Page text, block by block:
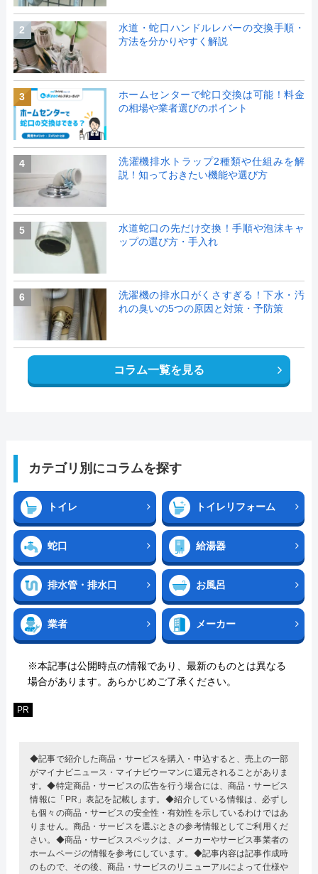
2
水道・蛇口ハンドルレバーの交換手順・
方法を分かりやすく解説
3
ホームセンターで蛇口交換は可能！料金
の相場や業者選びのポイント
4
洗濯機排水トラップ2種類や仕組みを解
説！知っておきたい機能や選び方
5
水道蛇口の先だけ交換！手順や泡沫キャ
ップの選び方・手入れ
6
洗濯機の排水口がくさすぎる！下水・汚
れの臭いの5つの原因と対策・予防策
コラム一覧を見る
カテゴリ別にコラムを探す
トイレ トイレリフォーム
蛇口 給湯器
排水管・排水口 お風呂
業者 メーカー
※本記事は公開時点の情報であり、最新のものとは異なる
場合があります。あらかじめご了承ください。
PR
◆記事で紹介した商品・サービスを購入・申込すると、売上の一部
がマイナビニュース・マイナビウーマンに還元されることがありま
す。◆特定商品・サービスの広告を行う場合には、商品・サービス
情報に「PR」表記を記載します。◆紹介している情報は、必ずし
も個々の商品・サービスの安全性・有効性を示しているわけではあ
りません。商品・サービスを選ぶときの参考情報としてご利用くだ
さい。◆商品・サービススペックは、メーカーやサービス事業者の
ホームページの情報を参考にしています。◆記事内容は記事作成時
のもので、その後、商品・サービスのリニューアルによって仕様や